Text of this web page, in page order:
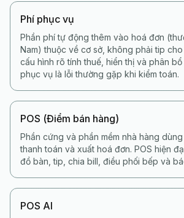
Phí phục vụ
Phần phí tự động thêm vào hoá đơn
Nam) thuộc về cơ sở, không phải tip
cấu hình rõ tính thuế, hiển thị và phân
phục vụ là lỗi thường gặp khi kiểm toán.
POS (Điểm bán hàng)
Phần cứng và phần mềm nhà hàng
thanh toán và xuất hoá đơn. POS hiện
đồ bàn, tip, chia bill, điều phối bếp và
POS AI